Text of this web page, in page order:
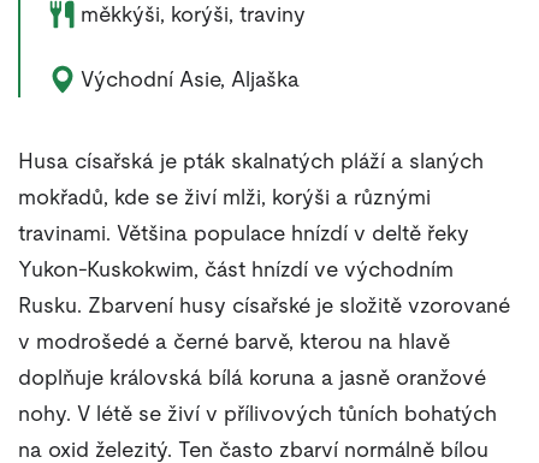
Potrava zvířete:
měkkýši, korýši, traviny
Výskyt zvířete:
Východní Asie, Aljaška
Husa císařská je pták skalnatých pláží a slaných
mokřadů, kde se živí mlži, korýši a různými
travinami. Většina populace hnízdí v deltě řeky
Yukon-Kuskokwim, část hnízdí ve východním
Rusku. Zbarvení husy císařské je složitě vzorované
v modrošedé a černé barvě, kterou na hlavě
doplňuje královská bílá koruna a jasně oranžové
nohy. V létě se živí v přílivových tůních bohatých
na oxid železitý. Ten často zbarví normálně bílou